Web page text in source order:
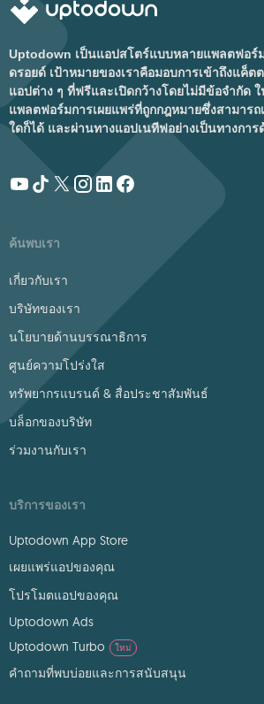
Uptodown เป็นแอปสโตร์แบบหลายแพลตฟอ
ดรอยด์ เป้าหมายของเราคือมอบการเข้าถึงแค็
แอปต่าง ๆ ที่ฟรีและเปิดกว้างโดยไม่มีข้อจำกัด
แพลตฟอร์มการเผยแพร่ที่ถูกกฎหมายซึ่งสามารถ
ใดก็ได้ และผ่านทางแอปเนทีฟอย่างเป็นทางการ
ค้นพบเรา
เกี่ยวกับเรา
บริษัทของเรา
นโยบายด้านบรรณาธิการ
ศูนย์ความโปร่งใส
ทรัพยากรแบรนด์ & สื่อประชาสัมพันธ์
บล็อกของบริษัท
ร่วมงานกับเรา
บริการของเรา
Uptodown App Store
เผยแพร่แอปของคุณ
โปรโมตแอปของคุณ
Uptodown Ads
Uptodown Turbo
ใหม่
คำถามที่พบบ่อยและการสนับสนุน